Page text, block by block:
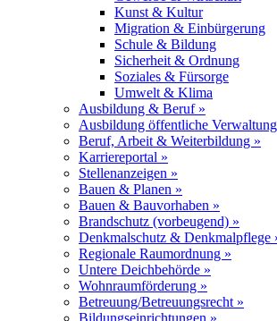
Kunst & Kultur
Migration & Einbürgerung
Schule & Bildung
Sicherheit & Ordnung
Soziales & Fürsorge
Umwelt & Klima
Ausbildung & Beruf »
Ausbildung öffentliche
Beruf, Arbeit & Weiterbildung »
Karriereportal »
Stellenanzeigen »
Bauen & Planen »
Bauen & Bauvorhaben »
Brandschutz (vorbeugend) »
Denkmalschutz & Denkmalpflege
Regionale Raumordnung »
Untere Deichbehörde »
Wohnraumförderung »
Betreuung/Betreuungsrecht »
Bildungseinrichtungen »